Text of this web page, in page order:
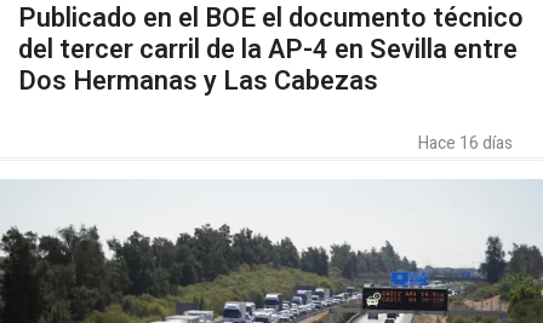
Publicado en el BOE el documento técnico
del tercer carril de la AP-4 en Sevilla entre
Dos Hermanas y Las Cabezas
Hace 16 días